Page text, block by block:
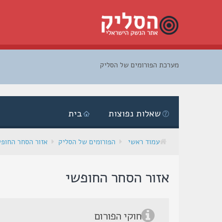
מערכת הפורומים של הסליק
בית שאלות נפוצות
עמוד ראשי הפורומים של הסליק אזור הסחר
אזור הסחר החופשי
חוקי הפורום